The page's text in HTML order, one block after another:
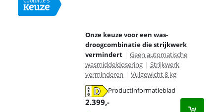
Onze keuze voor een was-
droogcombinatie die strijkwerk
vermindert | Geen automatische
wasmiddeldosering | Strijkwerk
verminderen | Vulgewicht 8 kg
Productinformatieblad
2.399,-